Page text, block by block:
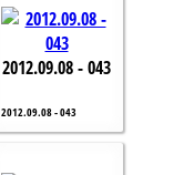
2012.09.08 - 043
2012.09.08 - 043